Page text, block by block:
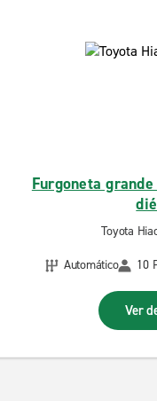
Furgoneta
Toyota
Automático
10
Ver